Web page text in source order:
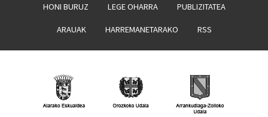
HONI BURUZ LEGE OHARRA PUBLIZITATEA
ARAUAK HARREMANETARAKO RSS